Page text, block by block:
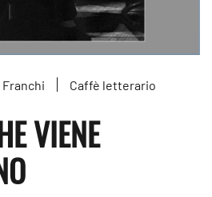
Franchi Caffè letterario
VIENE